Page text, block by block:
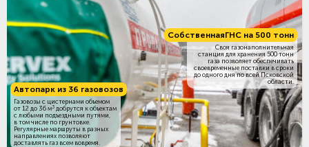
СобственнаяГНС на 500 тонн
Своя газонаполнительная
станция для хранения 500 тонн
газа позволяет обеспечивать
своевременные поставки в сроки
до одного дня по всей Псковской
области.
Автопарк из 36 газовозов
Газовозы с цистернами объемом
от 12 до 36 м3 добрутся к объектам
c любыми подъездными путями,
в том числе по грунтовке.
Регулярные маршруты в разных
направлениях позволяют
доставлять газ всем вовремя.